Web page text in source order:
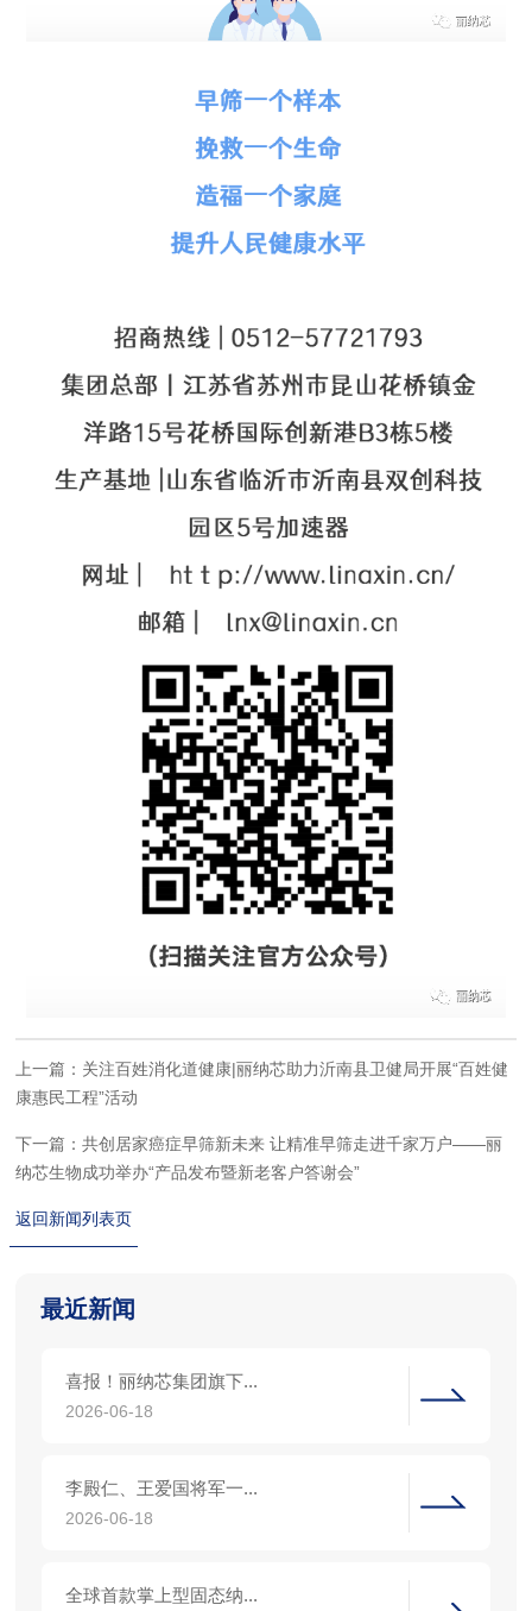
上一篇：关注百姓消化道健康|丽纳芯助力沂南县卫健局开展“百姓健
康惠民工程”活动
下一篇：共创居家癌症早筛新未来 让精准早筛走进千家万户——丽
纳芯生物成功举办“产品发布暨新老客户答谢会”
返回新闻列表页
最近新闻
喜报！丽纳芯集团旗下...
2026-06-18
李殿仁、王爱国将军一...
2026-06-18
全球首款掌上型固态纳...